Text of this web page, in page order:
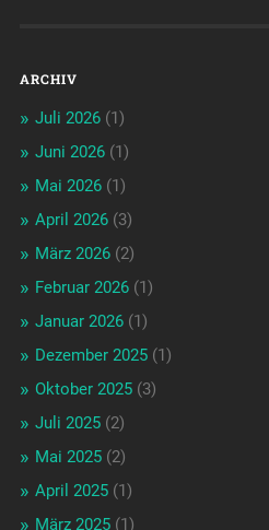
ARCHIV
Juli 2026(1)
Juni 2026(1)
Mai 2026(1)
April 2026(3)
März 2026(2)
Februar 2026(1)
Januar 2026(1)
Dezember 2025(1)
Oktober 2025(3)
Juli 2025(2)
Mai 2025(2)
April 2025(1)
März 2025(1)